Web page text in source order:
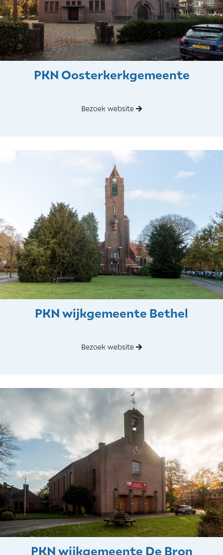
PKN Oosterkerkgemeente
Bezoek website
PKN wijkgemeente Bethel
Bezoek website
PKN wijkgemeente De Bron